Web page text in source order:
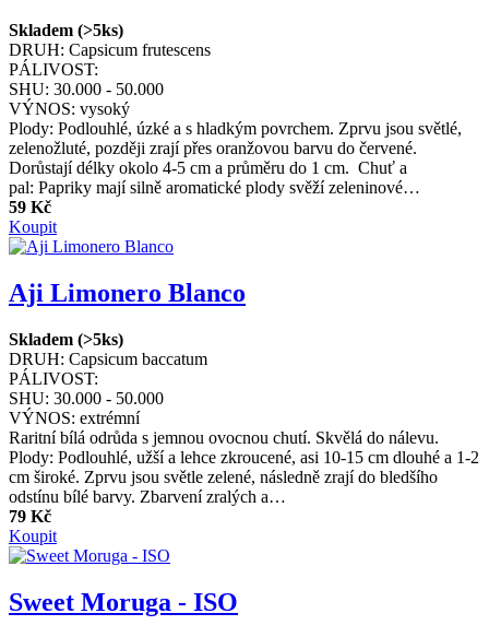
Skladem (>5ks)
DRUH: Capsicum frutescens
PÁLIVOST:
SHU: 30.000 - 50.000
VÝNOS: vysoký
Plody: Podlouhlé, úzké a s hladkým povrchem. Zprvu jsou světlé,
zelenožluté, později zrají přes oranžovou barvu do červené.
Dorůstají délky okolo 4-5 cm a průměru do 1 cm. Chuť a
pal: Papriky mají silně aromatické plody svěží zeleninové…
59 Kč
Koupit
Aji Limonero Blanco
Skladem (>5ks)
DRUH: Capsicum baccatum
PÁLIVOST:
SHU: 30.000 - 50.000
VÝNOS: extrémní
Raritní bílá odrůda s jemnou ovocnou chutí. Skvělá do nálevu.
Plody: Podlouhlé, užší a lehce zkroucené, asi 10-15 cm dlouhé a 1-2
cm široké. Zprvu jsou světle zelené, následně zrají do bledšího
odstínu bílé barvy. Zbarvení zralých a…
79 Kč
Koupit
Sweet Moruga - ISO